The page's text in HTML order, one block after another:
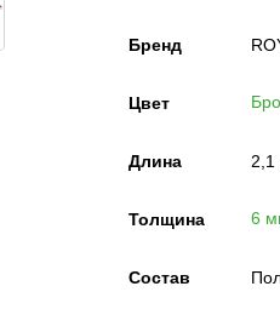
Бренд
Цвет
Длина 2,1
Толщина 6
Состав